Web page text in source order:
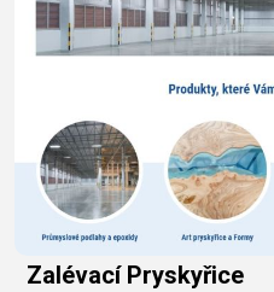
Zalévací Pryskyřice